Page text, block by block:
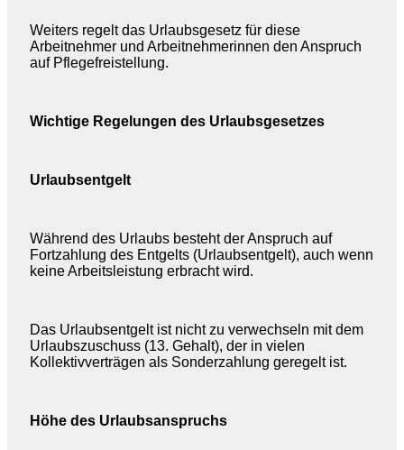
Weiters regelt das Urlaubsgesetz für diese
Arbeitnehmer und Arbeitnehmerinnen den Anspruch
auf Pflegefreistellung.
Wichtige Regelungen des Urlaubsgesetzes
Urlaubsentgelt
Während des Urlaubs besteht der Anspruch auf
Fortzahlung des Entgelts (Urlaubsentgelt), auch wenn
keine Arbeitsleistung erbracht wird.
Das Urlaubsentgelt ist nicht zu verwechseln mit dem
Urlaubszuschuss (13. Gehalt), der in vielen
Kollektivverträgen als Sonderzahlung geregelt ist.
Höhe des Urlaubsanspruchs